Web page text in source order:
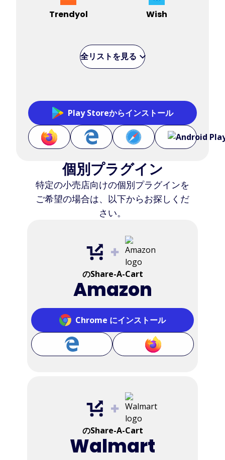
Trendyol Wish
全リストを見る
Play Storeからインストール
個別プラグイン
特定の小売店向けの個別プラグインを
ご希望の場合は、以下からお探しくだ
さい。
のShare-A-Cart
Amazon
Chrome にインストール
のShare-A-Cart
Walmart